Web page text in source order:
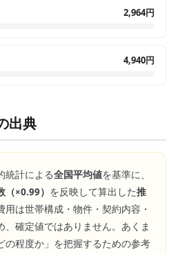
2,964円
4,940円
出典
統計による全国平均値を基準に、
（×0.99） を反映して算出した推
用は世帯構成・物件・契約内容・
、確定値ではありません。あくま
の程度か」を把握するための参考